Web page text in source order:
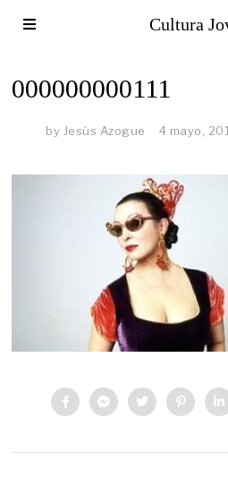
Cultura
000000000111
by Jesús Azogue 4 mayo,